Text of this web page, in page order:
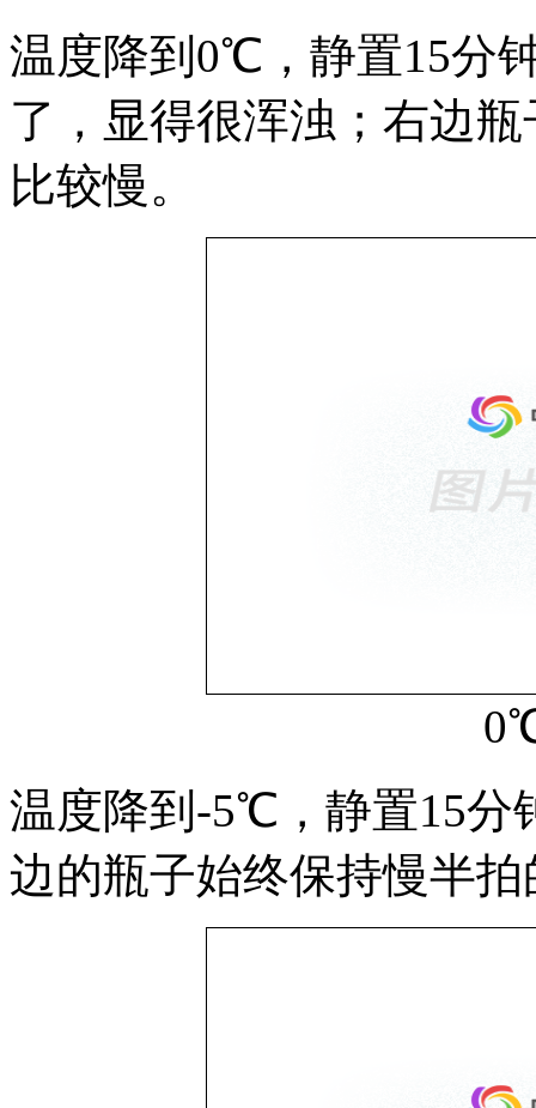
温度降到0℃，静置15分
了，显得很浑浊；右边
比较慢。
温度降到-5℃，静置15分
边的瓶子始终保持慢半